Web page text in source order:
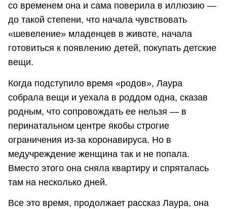
со временем она и сама поверила в иллюзию —
до такой степени, что начала чувствовать
«шевеление» младенцев в животе, начала
готовиться к появлению детей, покупать детские
вещи.
Когда подступило время «родов», Лаура
собрала вещи и уехала в роддом одна, сказав
родным, что сопровождать ее нельзя — в
перинатальном центре якобы строгие
ограничения из-за коронавируса. Но в
медучреждение женщина так и не попала.
Вместо этого она сняла квартиру и спряталась
там на несколько дней.
Все это время, продолжает рассказ Лаура, она